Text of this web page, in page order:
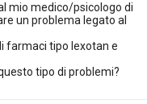
mio medico/psicologo di
un problema legato al
farmaci tipo lexotan e
tipo di problemi?